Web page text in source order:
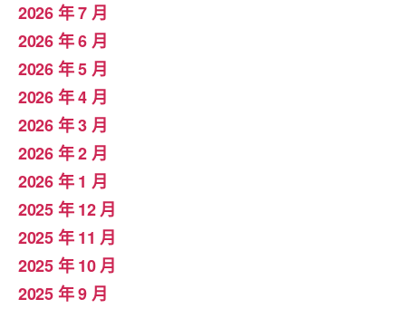
2026 年 7 月
2026 年 6 月
2026 年 5 月
2026 年 4 月
2026 年 3 月
2026 年 2 月
2026 年 1 月
2025 年 12 月
2025 年 11 月
2025 年 10 月
2025 年 9 月